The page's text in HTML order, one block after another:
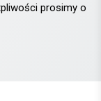
prosimy o